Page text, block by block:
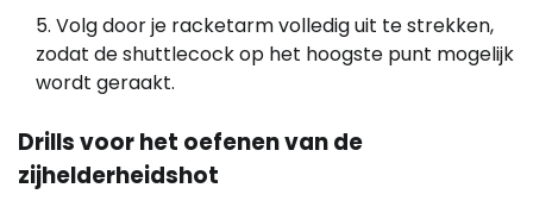
Volg door je racketarm volledig uit te strekken,
zodat de shuttlecock op het hoogste punt mogelijk
wordt geraakt.
Drills voor het oefenen van de
zijhelderheidshot